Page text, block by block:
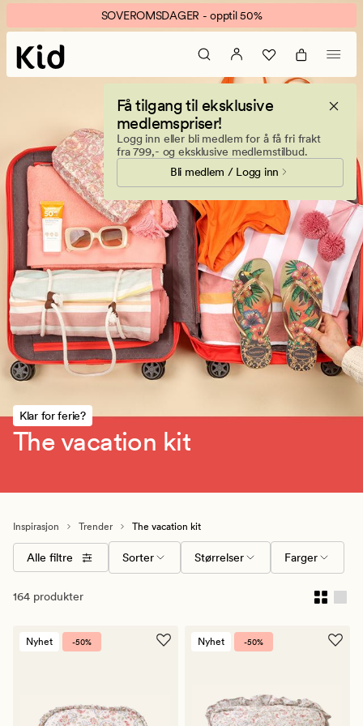
vacation
banner.
Klikk
ESCAPE
SOVEROMSDAGER - opptil 50%
Få tilgang til eksklusive
medlemspriser!
Logg inn eller bli medlem for å få fri frakt
fra 799,- og eksklusive medlemstilbud.
Bli medlem / Logg inn
Klar for ferie?
The vacation kit
Inspirasjon Trender The vacation kit
Alle filtre Sorter Størrelser Farger
164 produkter
Nyhet -50% Nyhet -50%